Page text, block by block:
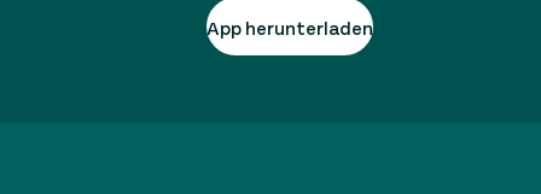
App herunterladen